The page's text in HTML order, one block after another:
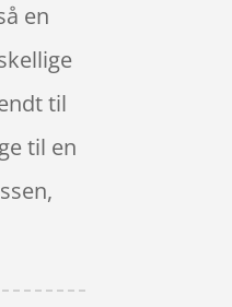
en
til
til en